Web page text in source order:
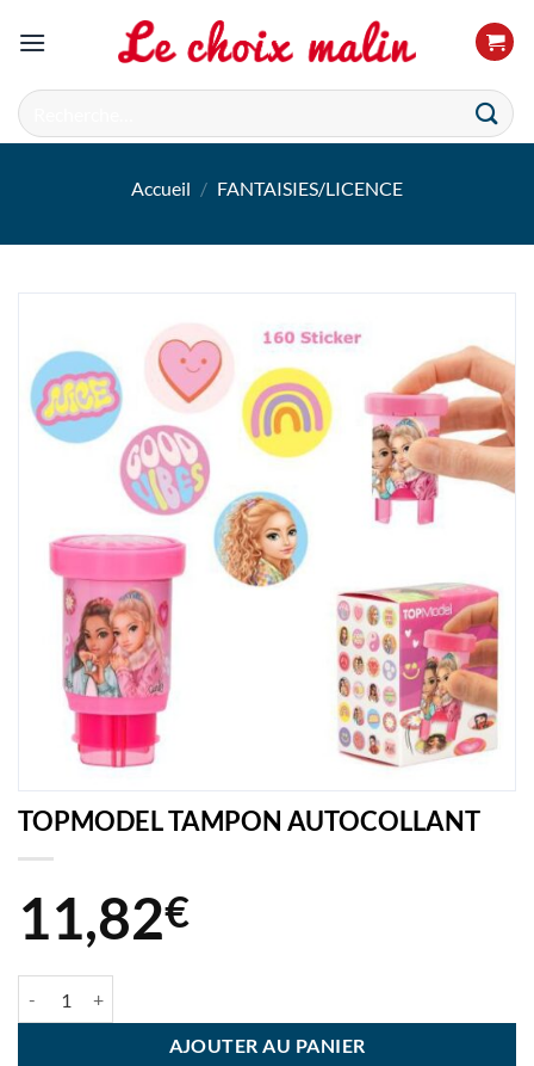
Recherche
pour :
Accueil / FANTAISIES/LICENCE
TOPMODEL TAMPON AUTOCOLLANT
11,82€
AJOUTER AU PANIER